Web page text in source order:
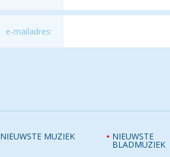
e-mailadres:
NIEUWSTE MUZIEK NIEUWSTE
BLADMUZIEK